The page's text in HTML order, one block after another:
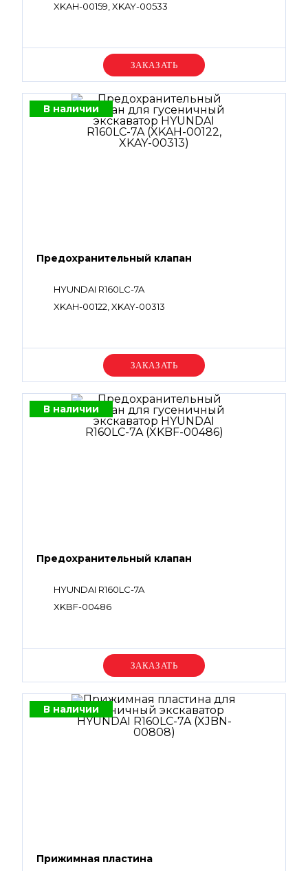
XKAH-00159, XKAY-00533
Уточняйте цену
В наличии
Предохранительный клапан
HYUNDAI R160LC-7A
XKAH-00122, XKAY-00313
Уточняйте цену
В наличии
Предохранительный клапан
HYUNDAI R160LC-7A
XKBF-00486
Уточняйте цену
В наличии
Прижимная пластина